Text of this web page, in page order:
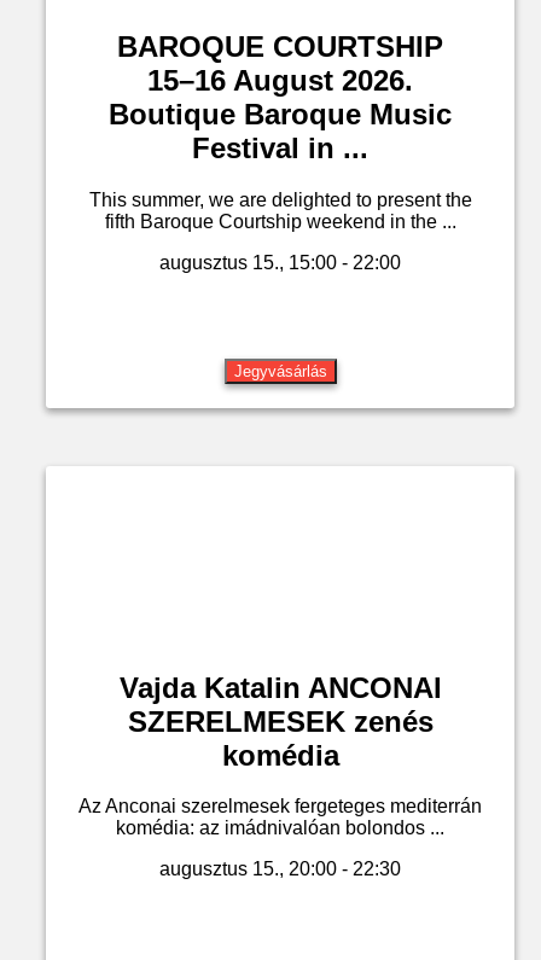
BAROQUE COURTSHIP
15–16 August 2026.
Boutique Baroque Music
Festival in ...
This summer, we are delighted to present the
fifth Baroque Courtship weekend in the ...
augusztus 15., 15:00 - 22:00
Jegyvásárlás
Vajda Katalin ANCONAI
SZERELMESEK zenés
komédia
Az Anconai szerelmesek fergeteges mediterrán
komédia: az imádnivalóan bolondos ...
augusztus 15., 20:00 - 22:30